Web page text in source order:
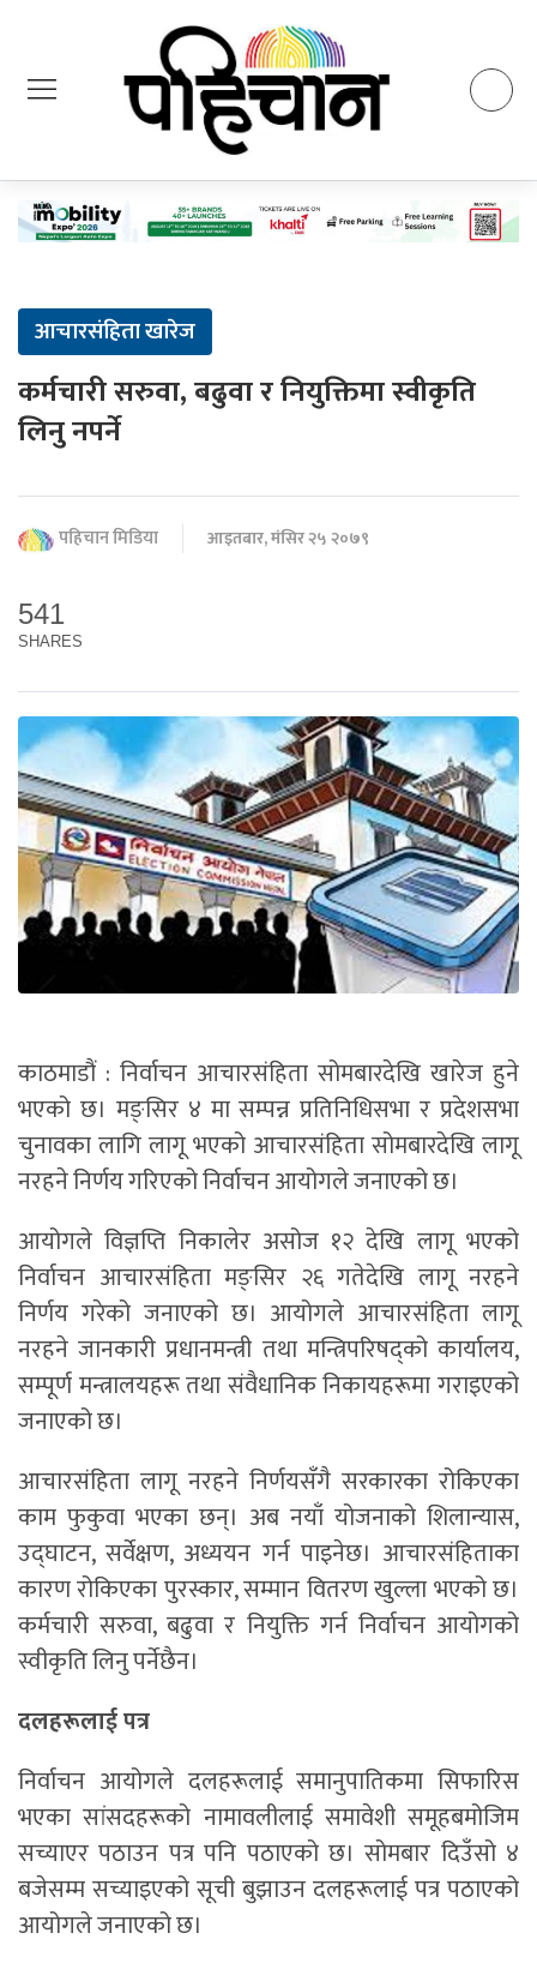
आचारसंहिता खारेज
कर्मचारी सरुवा, बढुवा र नियुक्तिमा स्वीकृति
लिनु नपर्ने
पहिचान मिडिया आइतबार, मंसिर २५ २०७९
541
SHARES
काठमाडौं : निर्वाचन आचारसंहिता सोमबारदेखि खारेज हुने
भएको छ। मङ्सिर ४ मा सम्पन्न प्रतिनिधिसभा र प्रदेशसभा
चुनावका लागि लागू भएको आचारसंहिता सोमबारदेखि लागू
नरहने निर्णय गरिएको निर्वाचन आयोगले जनाएको छ।
आयोगले विज्ञप्ति निकालेर असोज १२ देखि लागू भएको
निर्वाचन आचारसंहिता मङ्सिर २६ गतेदेखि लागू नरहने
निर्णय गरेको जनाएको छ। आयोगले आचारसंहिता लागू
नरहने जानकारी प्रधानमन्त्री तथा मन्त्रिपरिषद्को कार्यालय,
सम्पूर्ण मन्त्रालयहरू तथा संवैधानिक निकायहरूमा गराइएको
जनाएको छ।
आचारसंहिता लागू नरहने निर्णयसँगै सरकारका रोकिएका
काम फुकुवा भएका छन्। अब नयाँ योजनाको शिलान्यास,
उद्घाटन, सर्वेक्षण, अध्ययन गर्न पाइनेछ। आचारसंहिताका
कारण रोकिएका पुरस्कार, सम्मान वितरण खुल्ला भएको छ।
कर्मचारी सरुवा, बढुवा र नियुक्ति गर्न निर्वाचन आयोगको
स्वीकृति लिनु पर्नेछैन।
दलहरूलाई पत्र
निर्वाचन आयोगले दलहरूलाई समानुपातिकमा सिफारिस
भएका सांसदहरूको नामावलीलाई समावेशी समूहबमोजिम
सच्याएर पठाउन पत्र पनि पठाएको छ। सोमबार दिउँसो ४
बजेसम्म सच्याइएको सूची बुझाउन दलहरूलाई पत्र पठाएको
आयोगले जनाएको छ।